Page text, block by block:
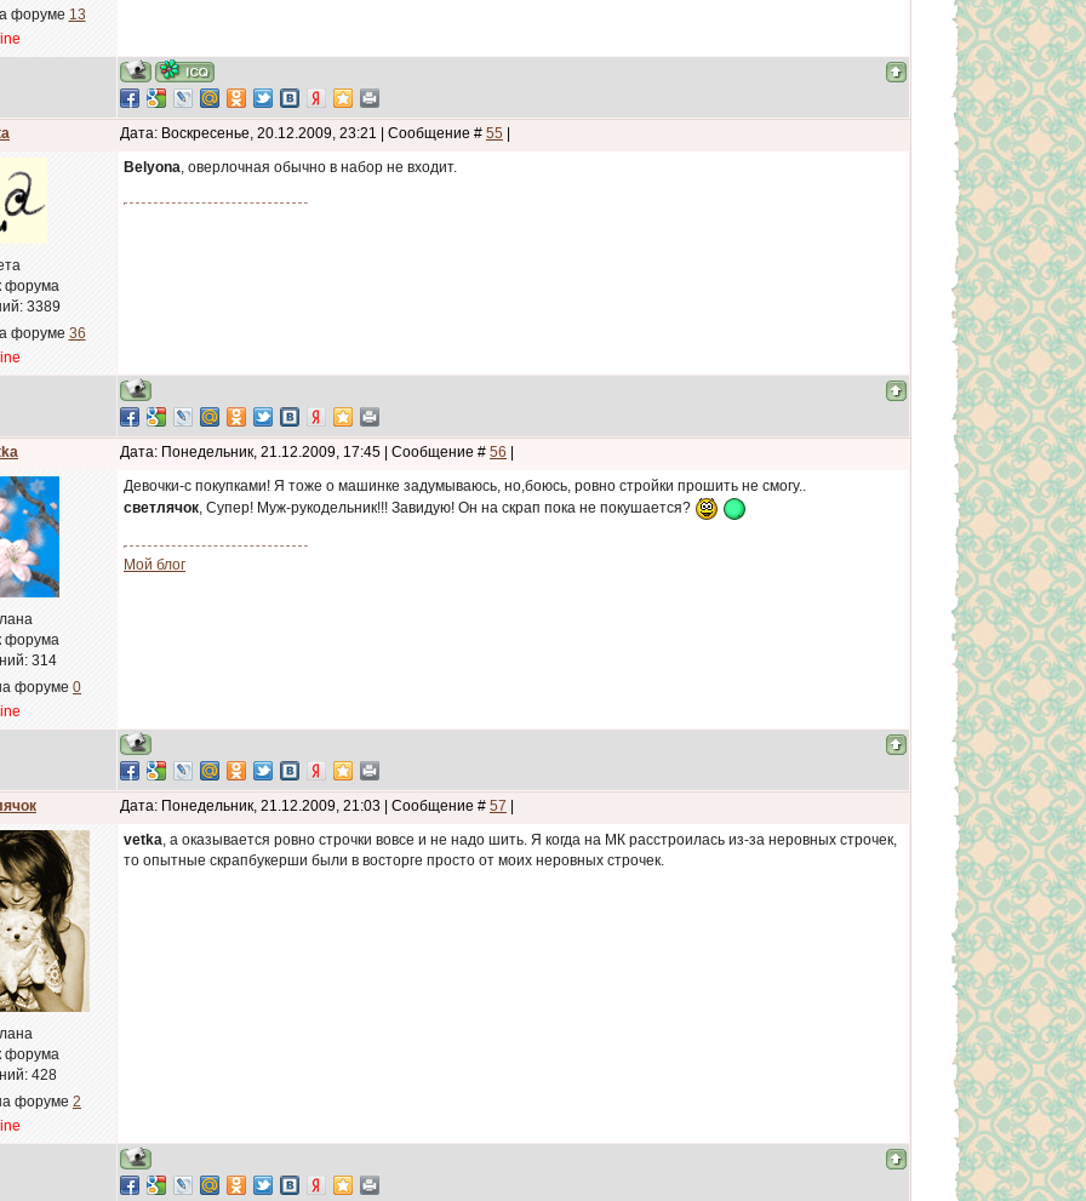
форуме 13
Дата: Воскресенье, 20.12.2009, 23:21 | Сообщение # 55
форума
3389
форуме 36
Belyona, оверлочная обычно в набор не входит.
Дата: Понедельник, 21.12.2009, 17:45 | Сообщение # 56
форума
314
форуме 0
Девочки-с покупками! Я тоже о машинке задумываюсь, но,боюсь, ровно стройки прошить не смогу..
светлячок, Супер! Муж-рукодельник!!! Завидую! Он на скрап пока не покушается?
Мой блог
Дата: Понедельник, 21.12.2009, 21:03 | Сообщение # 57
форума
428
форуме 2
vetka, а оказывается ровно строчки вовсе и не надо шить. Я когда на МК расстроилась из-за неровных строчек,
то опытные скрапбукерши были в восторге просто от моих неровных строчек.